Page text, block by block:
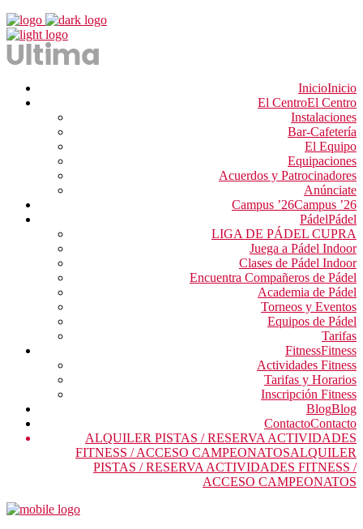
InicioInicio
El CentroEl Centro
Instalaciones
Bar-Cafetería
El Equipo
Equipaciones
Acuerdos y Patrocinadores
Anúnciate
Campus ’26Campus ’26
PádelPádel
LIGA DE PÁDEL CUPRA
Juega a Pádel Indoor
Clases de Pádel Indoor
Encuentra Compañeros de Pádel
Academia de Pádel
Torneos y Eventos
Equipos de Pádel
Tarifas
FitnessFitness
Actividades Fitness
Tarifas y Horarios
Inscripción Fitness
BlogBlog
ContactoContacto
ALQUILER PISTAS / RESERVA ACTIVIDADES
FITNESS / ACCESO CAMPEONATOSALQUILER
PISTAS / RESERVA ACTIVIDADES FITNESS /
ACCESO CAMPEONATOS